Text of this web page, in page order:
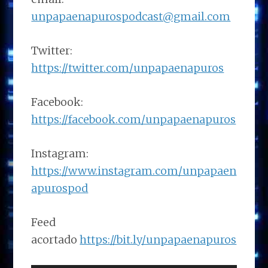
unpapaenapurospodcast@gmail.com
Twitter:
https://twitter.com/unpapaenapuros
Facebook:
https://facebook.com/unpapaenapuros
Instagram:
https://www.instagram.com/unpapaen
apurospod
Feed
acortadohttps://bit.ly/unpapaenapuros